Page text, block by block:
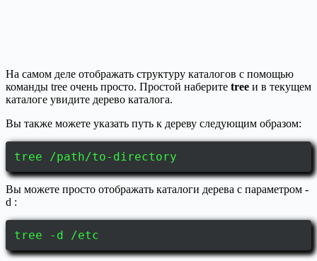
На самом деле отображать структуру каталогов с помощью
команды tree очень просто. Простой наберите tree и в текущем
каталоге увидите дерево каталога.
Вы также можете указать путь к дереву следующим образом:
tree /path/to-directory
Вы можете просто отображать каталоги дерева с параметром -
d :
tree -d /etc